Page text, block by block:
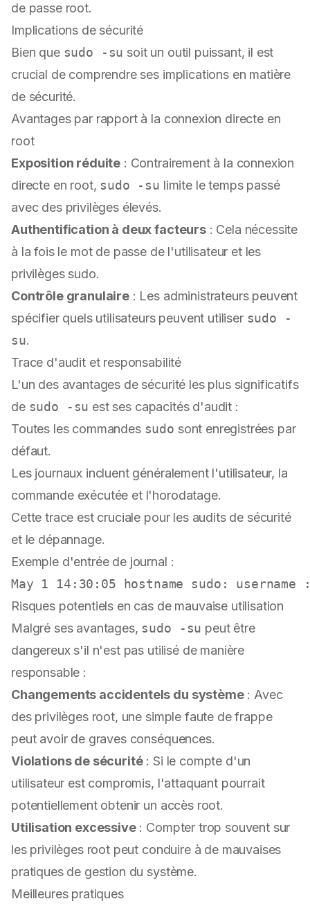
de passe root.
Implications de sécurité
Bien que sudo -su soit un outil puissant, il est
crucial de comprendre ses implications en matière
de sécurité.
Avantages par rapport à la connexion directe en
root
Exposition réduite : Contrairement à la connexion
directe en root, sudo -su limite le temps passé
avec des privilèges élevés.
Authentification à deux facteurs: Cela nécessite
à la fois le mot de passe de l'utilisateur et les
privilèges sudo.
Contrôle granulaire: Les administrateurs peuvent
spécifier quels utilisateurs peuvent utiliser sudo -
su.
Trace d'audit et responsabilité
L'un des avantages de sécurité les plus significatifs
de sudo -su est ses capacités d'audit :
Toutes les commandes sudo sont enregistrées par
défaut.
Les journaux incluent généralement l'utilisateur, la
commande exécutée et l'horodatage.
Cette trace est cruciale pour les audits de sécurité
et le dépannage.
Exemple d'entrée de journal :
Risques potentiels en cas de mauvaise utilisation
Malgré ses avantages, sudo -su peut être
dangereux s'il n'est pas utilisé de manière
responsable :
Changements accidentels du système: Avec
des privilèges root, une simple faute de frappe
peut avoir de graves conséquences.
Violations de sécurité: Si le compte d'un
utilisateur est compromis, l'attaquant pourrait
potentiellement obtenir un accès root.
Utilisation excessive: Compter trop souvent sur
les privilèges root peut conduire à de mauvaises
pratiques de gestion du système.
Meilleures pratiques